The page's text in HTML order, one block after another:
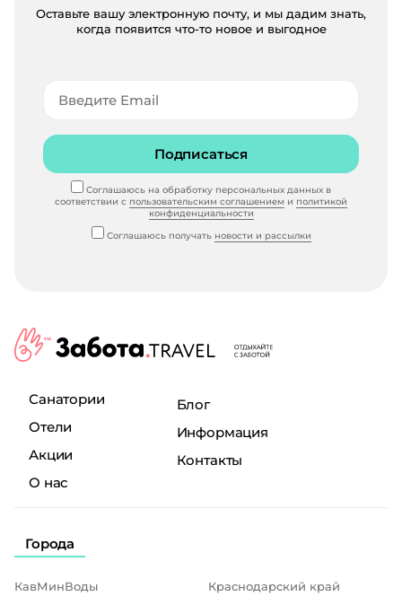
Оставьте вашу электронную почту, и мы дадим знать,
когда появится что-то новое и выгодное
Подписаться
Соглашаюсь на обработку персональных данных в
соответствии с пользовательским соглашением и политикой
конфиденциальности
Соглашаюсь получать новости и рассылки
Санатории
Отели
Акции
О нас
Блог
Информация
Контакты
Города
КавМинВоды
Краснодарский край